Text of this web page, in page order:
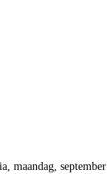
, maandag,